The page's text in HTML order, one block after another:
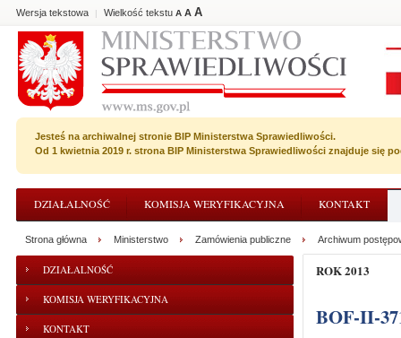
Wersja tekstowa | Wielkość tekstu A A A
Jesteś na archiwalnej stronie BIP Ministerstwa Sprawiedliwości.
Od 1 kwietnia 2019 r. strona BIP Ministerstwa Sprawiedliwości znajduje się
DZIAŁALNOŚĆ KOMISJA WERYFIKACYJNA KONTAKT
DZIAŁALNOŚĆ
KOMISJA WERYFIKACYJNA
KONTAKT
Strona główna Ministerstwo Zamówienia publiczne Archiwum
ROK 2013
BOF-II-